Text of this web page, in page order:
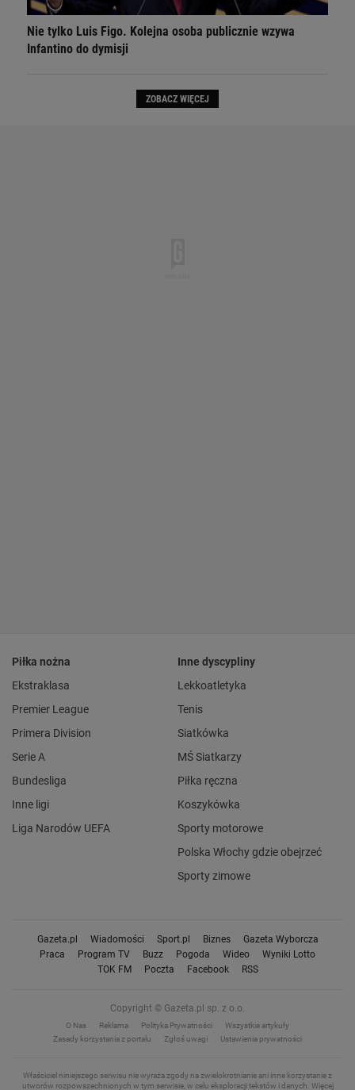
Nie tylko Luis Figo. Kolejna osoba publicznie wzywa
Infantino do dymisji
ZOBACZ WIĘCEJ
Piłka nożna
Ekstraklasa
Premier League
Primera Division
Serie A
Bundesliga
Inne ligi
Liga Narodów UEFA
Inne dyscypliny
Lekkoatletyka
Tenis
Siatkówka
MŚ Siatkarzy
Piłka ręczna
Koszykówka
Sporty motorowe
Polska Włochy gdzie obejrzeć
Sporty zimowe
Gazeta.pl Wiadomości Sport.pl Biznes
Gazeta Wyborcza
Praca
Program TV Buzz Pogoda Wideo
Wyniki Lotto
TOK FM
Poczta Facebook RSS
Copyright © Gazeta.pl sp. z o.o.
O Nas Reklama Polityka Prywatności
Wszystkie artykuły
Zasady korzystania z portalu
Zgłoś uwagi Ustawienia prywatności
Właściciel niniejszego serwisu nie wyraża zgody na zwielokrotnianie ani inne korzystanie z
utworów rozpowszechnionych w tym serwisie, w celu eksploracji tekstów i danych. Więcej